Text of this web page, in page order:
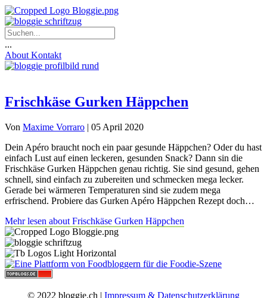
...
About Kontakt
Frischkäse Gurken Häppchen
Von Maxime Vorraro | 05 April 2020
Dein Apéro braucht noch ein paar gesunde Häppchen? Oder du hast
einfach Lust auf einen leckeren, gesunden Snack? Dann sin die
Frischkäse Gurken Häppchen genau richtig. Sie sind gesund, gehen
schnell, sind einfach zu zubereiten und schmecken mega lecker.
Gerade bei wärmeren Temperaturen sind sie zudem mega
erfrischend. Probiere das Gurken Apéro Häppchen Rezept doch…
Mehr lesen about Frischkäse Gurken Häppchen
© 2022 bloggie.ch | Impressum & Datenschutzerklärung